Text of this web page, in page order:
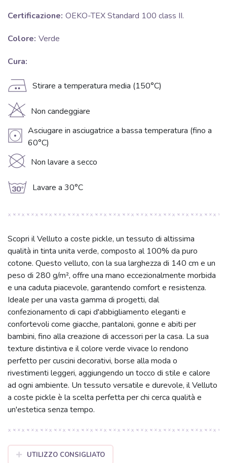
Certificazione: OEKO-TEX Standard 100 class II.
Colore: Verde
Cura:
E Stirare a temperatura media (150°C)
H Non candeggiare
V Asciugare in asciugatrice a bassa temperatura (fino a
60°C)
K Non lavare a secco
g Lavare a 30°C
Scopri il Velluto a coste pickle, un tessuto di altissima
qualità in tinta unita verde, composto al 100% da puro
cotone. Questo velluto, con la sua larghezza di 140 cm e un
peso di 280 g/m², offre una mano eccezionalmente morbida
e una caduta piacevole, garantendo comfort e resistenza.
Ideale per una vasta gamma di progetti, dal
confezionamento di capi d'abbigliamento eleganti e
confortevoli come giacche, pantaloni, gonne e abiti per
bambini, fino alla creazione di accessori per la casa. La sua
texture distintiva e il colore verde vivace lo rendono
perfetto per cuscini decorativi, borse alla moda o
rivestimenti leggeri, aggiungendo un tocco di stile e calore
ad ogni ambiente. Un tessuto versatile e durevole, il Velluto
a coste pickle è la scelta perfetta per chi cerca qualità e
un'estetica senza tempo.
UTILIZZO CONSIGLIATO